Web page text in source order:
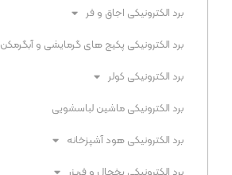
برد الکترونیکی اجاق و فر​
برد الکترونیکی پکیج های گرمایشی و آبگرمکن​
برد الکترونیکی کولر
برد الکترونیکی ماشین لباسشویی​
برد الکترونیکی هود آشپزخانه​